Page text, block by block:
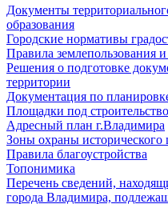
Документы
образования
Городские нормативы
Правила землепользования и
Решения о подготовке
территории
Документация по
Площадки под строительство
Адресный план г.Владимира
Зоны охраны исторического
Правила благоустройства
Топонимика
Перечень сведений,
города Владимира,